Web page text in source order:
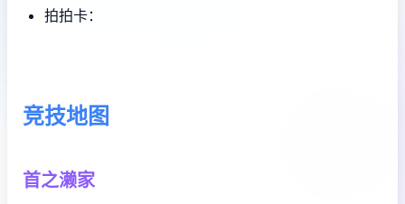
拍拍卡：
竞技地图
首之濑家